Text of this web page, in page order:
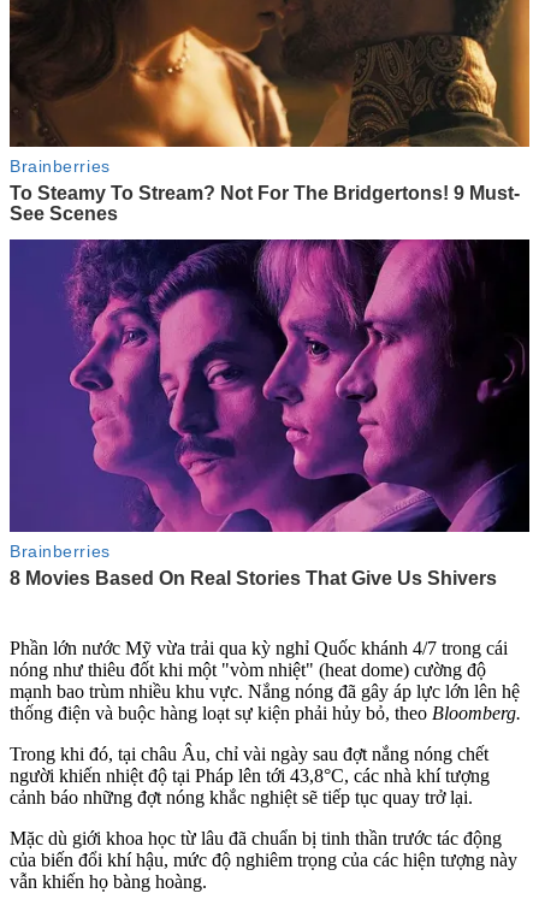
Phần lớn nước Mỹ vừa trải qua kỳ nghỉ Quốc khánh 4/7 trong cái
nóng như thiêu đốt khi một "vòm nhiệt" (heat dome) cường độ
mạnh bao trùm nhiều khu vực. Nắng nóng đã gây áp lực lớn lên hệ
thống điện và buộc hàng loạt sự kiện phải hủy bỏ, theo Bloomberg.
Trong khi đó, tại châu Âu, chỉ vài ngày sau đợt nắng nóng chết
người khiến nhiệt độ tại Pháp lên tới 43,8°C, các nhà khí tượng
cảnh báo những đợt nóng khắc nghiệt sẽ tiếp tục quay trở lại.
Mặc dù giới khoa học từ lâu đã chuẩn bị tinh thần trước tác động
của biến đổi khí hậu, mức độ nghiêm trọng của các hiện tượng này
vẫn khiến họ bàng hoàng.